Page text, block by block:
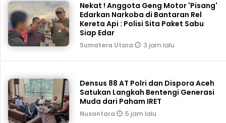
Nekat ! Anggota Geng Motor 'Pisang'
Edarkan Narkoba di Bantaran Rel
Kereta Api : Polisi Sita Paket Sabu
Siap Edar
Sumatera Utara 3 jam lalu
Densus 88 AT Polri dan Dispora Aceh
Satukan Langkah Bentengi Generasi
Muda dari Paham IRET
Nusantara 5 jam lalu